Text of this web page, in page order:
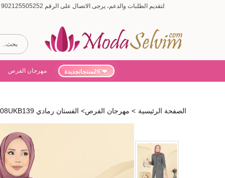
لتقديم الطلبات والدعم، يرجى الاتصال على الرقم 902125505252 (أيام الأسبوع من 9:00 إلى 19:00، أيام السبت من 9:00 إلى 15:00)
'26منتجاتجديدة مهرجان الفرص
الصفحة الرئيسية > مهرجان الفرص> الفستان رمادي 24008UKB139